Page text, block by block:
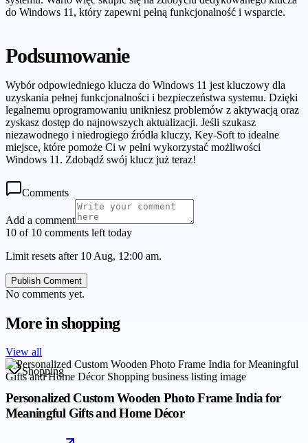
do Windows 11, który zapewni pełną funkcjonalność i wsparcie.
Podsumowanie
Wybór odpowiedniego klucza do Windows 11 jest kluczowy dla
uzyskania pełnej funkcjonalności i bezpieczeństwa systemu. Dzięki
legalnemu oprogramowaniu unikniesz problemów z aktywacją oraz
zyskasz dostęp do najnowszych aktualizacji. Jeśli szukasz
niezawodnego i niedrogiego źródła kluczy, Key-Soft to idealne
miejsce, które pomoże Ci w pełni wykorzystać możliwości
Windows 11. Zdobądź swój klucz już teraz!
Comments
Add a comment
10 of 10 comments left today
Limit resets after 10 Aug, 12:00 am.
Publish Comment
No comments yet.
More inshopping
View all
Shopping
Personalized Custom Wooden Photo Frame India for
Meaningful Gifts and Home Décor